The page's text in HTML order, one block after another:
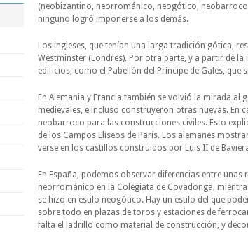
(neobizantino, neorrománico, neogótico,
ninguno logró imponerse a los demás.
Los ingleses, que tenían una larga tradición gótica,
Westminster (Londres). Por otra parte, y a partir de
edificios, como el Pabellón del Príncipe de Gales,
En Alemania y Francia también se volvió la mirada
medievales, e incluso construyeron otras nuevas. En
neobarroco para las construcciones civiles. Esto
de los Campos Elíseos de París. Los alemanes
verse en los castillos construidos por Luis II de
En España, podemos observar diferencias entre unas
neorrománico en la Colegiata de Covadonga,
se hizo en estilo neogótico. Hay un estilo del que
sobre todo en plazas de toros y estaciones de
falta el ladrillo como material de construcción, y